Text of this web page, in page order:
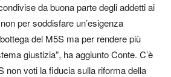
da buona parte degli addetti ai
per soddisfare un’esigenza
del M5S ma per rendere più
giustizia”, ha aggiunto Conte. C’è
non voti la fiducia sulla riforma della